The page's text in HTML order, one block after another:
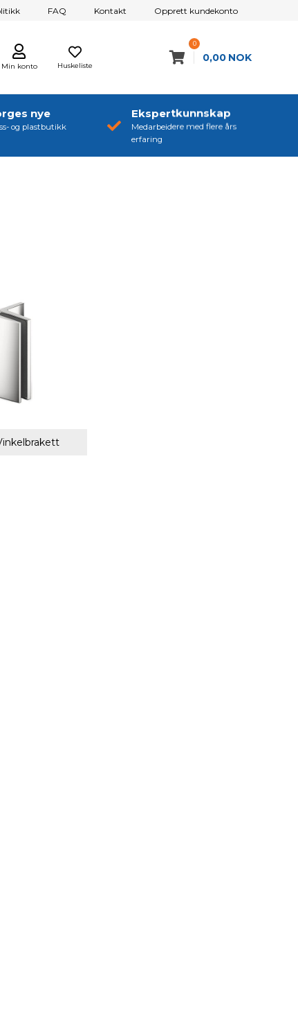
FAQ Kontakt Opprett kundekonto
Huskeliste
Min konto
0
0,00 NOK
nye
og plastbutikk
Ekspertkunnskap
Medarbeidere med flere års
erfaring